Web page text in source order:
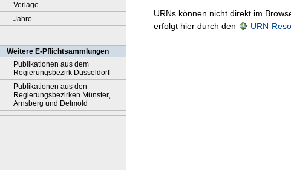
Verlage
Jahre
Weitere E-Pflichtsammlungen
Publikationen aus dem
Regierungsbezirk Düsseldorf
Publikationen aus den
Regierungsbezirken Münster,
Arnsberg und Detmold
URNs können nicht direkt im
erfolgt hier durch den
URN-